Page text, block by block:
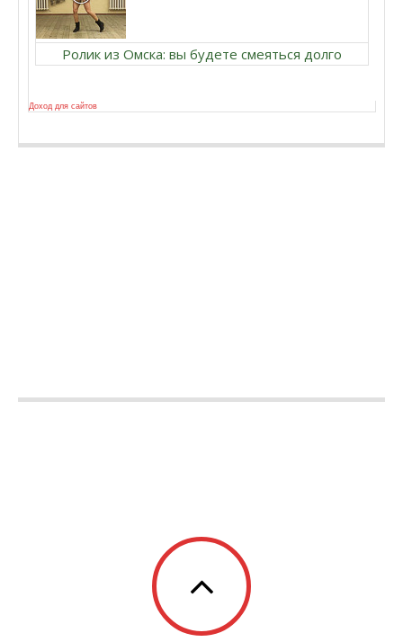
Ролик из Омска: вы будете смеяться долго
Доход для сайтов